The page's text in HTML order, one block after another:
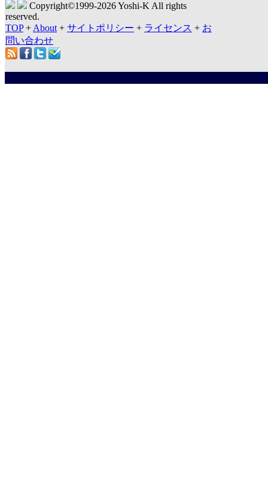
Copyright©1999-2026 Yoshi-K All rights
reserved.
TOP+ About + サイトポリシー + ライセンス + お
問い合わせ